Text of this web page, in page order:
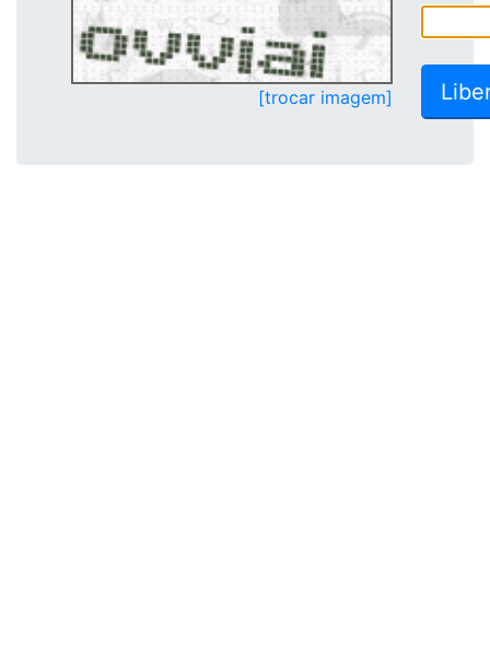
[trocar imagem]